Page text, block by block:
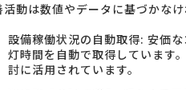
活動は数値やデータに基づかな
設備稼働状況の自動取得: 安価
灯時間を自動で取得しています
討に活用されています。